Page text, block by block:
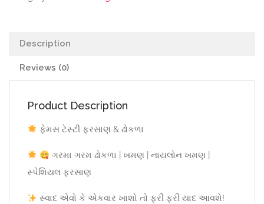
Description
Reviews (0)
Product Description
ફેમસ ટેસ્ટી ફરસાણ & ઢોકળા
ગરમા ગરમ ઢોકળા | ખમણ | નાયલોન ખમણ |
સ્પેશિયલ ફરસાણ
સ્વાદ એવો કે એકવાર ખાશો તો ફરી ફરી યાદ આવશે!